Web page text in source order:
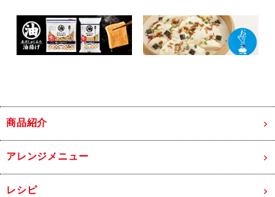
商品紹介
アレンジメニュー
レシピ